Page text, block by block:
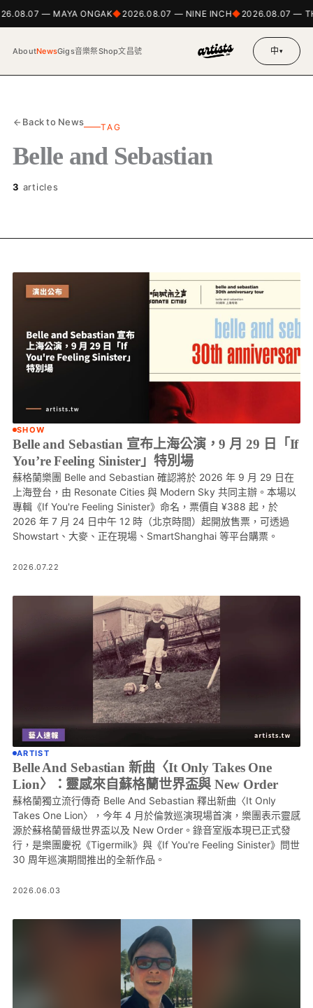
— MAYA ONGAK 2026.08.07 — NINE INCH 2026.08.07 —
AboutNewsGigs音樂祭Shop文昌號 中▾
Back to News TAG
Belle and Sebastian
3 articles
SHOW
Belle and Sebastian 宣布上海公演，9 月 29 日「If
You’re Feeling Sinister」特別場
蘇格蘭樂團 Belle and Sebastian 確認將於 2026 年 9 月 29 日在
上海登台，由 Resonate Cities 與 Modern Sky 共同主辦。本場以
專輯《If You're Feeling Sinister》命名，票價自 ¥388 起，於
2026 年 7 月 24 日中午 12 時（北京時間）起開放售票，可透過
Showstart、大麥、正在現場、SmartShanghai 等平台購票。
2026.07.22
ARTIST
Belle And Sebastian 新曲〈It Only Takes One
Lion〉：靈感來自蘇格蘭世界盃與 New Order
蘇格蘭獨立流行傳奇 Belle And Sebastian 釋出新曲〈It Only
Takes One Lion〉，今年 4 月於倫敦巡演現場首演，樂團表示靈感
源於蘇格蘭晉級世界盃以及 New Order。錄音室版本現已正式發
行，是樂團慶祝《Tigermilk》與《If You're Feeling Sinister》問世
30 周年巡演期間推出的全新作品。
2026.06.03